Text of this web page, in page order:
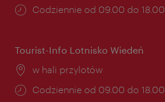
Godziny
Codziennie od 09.00 do 18.00
Tourist-Info Lotnisko Wiedeń
Miejsce:
w hali przylotów
Godziny
Codziennie od 09.00 do 18.00